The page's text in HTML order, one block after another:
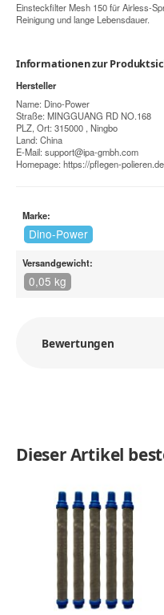
Einsteckfilter Mesh 150 für Airless-
Reinigung und lange Lebensdauer.
Informationen zur
Hersteller
Name: Dino-Power
Straße: MINGGUANG RD NO.168
PLZ, Ort: 315000 , Ningbo
Land: China
E-Mail: support@ipa-gmbh.com
Homepage: https://pflegen-polieren.de
Marke:
Dino-Power
Versandgewicht:
0,05 kg
Bewertungen
Dieser Artikel